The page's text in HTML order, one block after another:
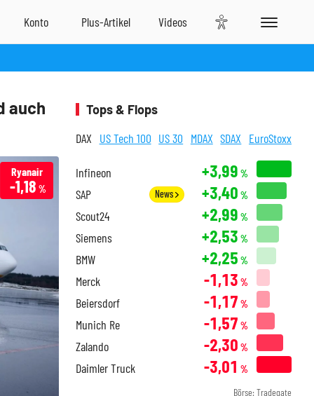
auch
Ryanair
-1,18 %
Tops & Flops
DAX US Tech 100 US 30 MDAX SDAX EuroStoxx
Infineon +3,99 %
SAP News +3,40 %
Scout24 +2,99 %
Siemens +2,53 %
BMW +2,25 %
Merck -1,13 %
Beiersdorf -1,17 %
Munich Re -1,57 %
Zalando -2,30 %
Daimler Truck -3,01 %
Börse: Tradegate